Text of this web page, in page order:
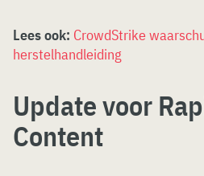
Lees ook: CrowdStrike
herstelhandleiding
Update voor
Content